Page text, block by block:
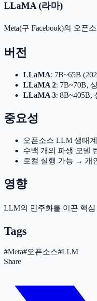
LLaMA (라마)
Meta(구 Facebook)의 오픈
버전
LLaMA: 7B~65B
LLaMA 2: 7B~70B,
LLaMA 3: 8B~405B,
중요성
오픈소스 LLM 생태
수백 개의 파생 모델
로컬 실행 가능 → 개
영향
LLM의 민주화를 이끈 핵심
Tags
#Meta#오픈소스#LLM
Share